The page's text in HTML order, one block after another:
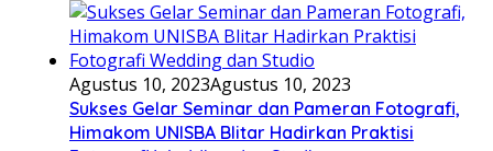
Agustus 10, 2023Agustus 10, 2023
Sukses Gelar Seminar dan Pameran Fotografi,
Himakom UNISBA Blitar Hadirkan Praktisi